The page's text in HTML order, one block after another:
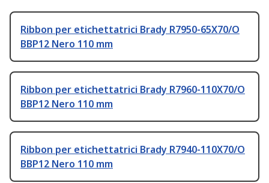
Ribbon per etichettatrici Brady R7950-65X70/O
BBP12 Nero 110 mm
Ribbon per etichettatrici Brady R7960-110X70/O
BBP12 Nero 110 mm
Ribbon per etichettatrici Brady R7940-110X70/O
BBP12 Nero 110 mm